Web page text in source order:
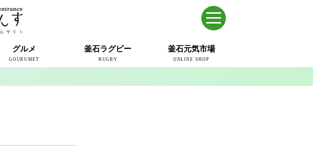
グルメ
GOURUMET
釜石ラグビー
RUGBY
釜石元気市場
ONLINE SHOP